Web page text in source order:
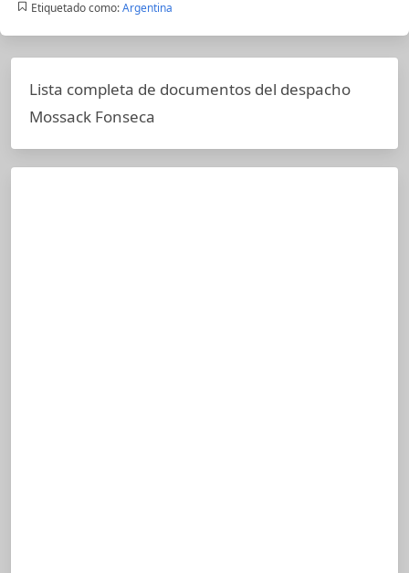
Etiquetado como: Argentina
Lista completa de documentos del despacho
Mossack Fonseca